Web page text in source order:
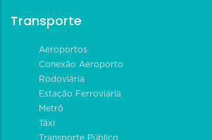
Transporte
Aeroportos
Conexão Aeroporto
Rodoviária
Estação Ferroviária
Metrô
Táxi
Transporte Público